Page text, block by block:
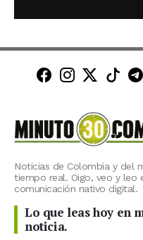
Minuto30 en
Minuto30
Noticias de Colombia y del
tiempo real. Oigo, veo y leo
comunicación nativo digital.
Lo que leas hoy en
noticia.